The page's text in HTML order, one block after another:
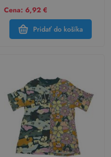
Cena: 6,92 €
Pridať do košíka